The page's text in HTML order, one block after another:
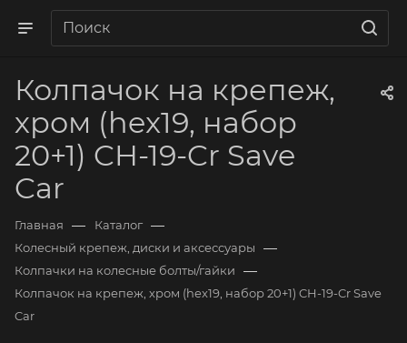
Колпачок на крепеж,
хром (hex19, набор
20+1) CH-19-Cr Save
Car
Главная — Каталог —
Колесный крепеж, диски и аксессуары —
Колпачки на колесные болты/гайки —
Колпачок на крепеж, хром (hex19, набор 20+1) CH-19-Cr Save
Car